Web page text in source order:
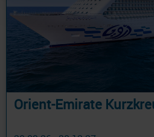
Orient-Emirate